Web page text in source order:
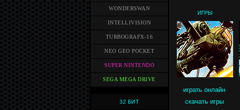
WONDERSWAN
INTELLIVISION
TURBOGRAFX-16
NEO GEO POCKET
SUPER NINTENDO
SEGA MEGA DRIVE
32 БИТ
ИГРЫ
играть онлайн
скачать игры